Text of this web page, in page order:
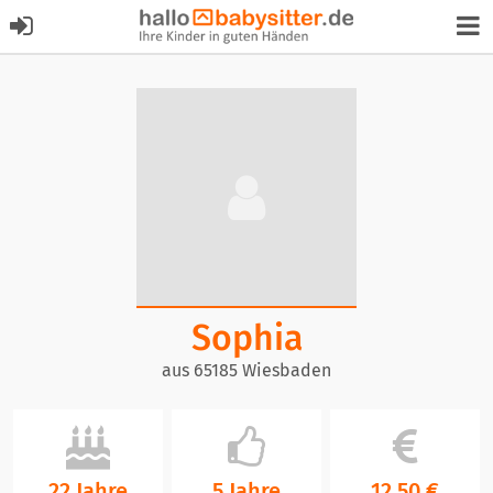
Sophia
aus 65185 Wiesbaden